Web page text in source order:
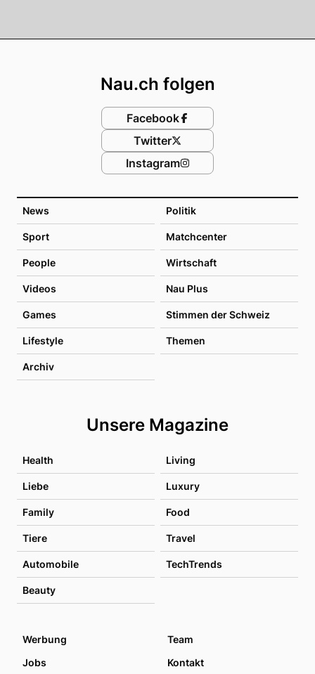
News Politik
Sport Matchcenter
People Wirtschaft
Videos Nau Plus
Games Stimmen der Schweiz
Lifestyle Themen
Archiv
Unsere Magazine
Health Living
Liebe Luxury
Family Food
Tiere Travel
Automobile TechTrends
Beauty
Nau.ch folgen
Facebook
Twitter
Instagram
Werbung
Team
Jobs
Kontakt